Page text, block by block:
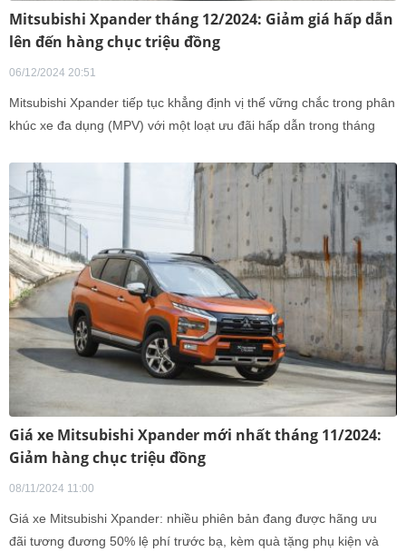
Mitsubishi Xpander tháng 12/2024: Giảm giá hấp dẫn
lên đến hàng chục triệu đồng
06/12/2024 20:51
Mitsubishi Xpander tiếp tục khẳng định vị thế vững chắc trong phân
khúc xe đa dụng (MPV) với một loạt ưu đãi hấp dẫn trong tháng
này đều được hỗ trợ 50% lệ phí trước bạ, cùng với những phần
quà giá trị như phiếu nhiên liệu và phụ kiện xe.
Giá xe Mitsubishi Xpander mới nhất tháng 11/2024:
Giảm hàng chục triệu đồng
08/11/2024 11:00
Giá xe Mitsubishi Xpander: nhiều phiên bản đang được hãng ưu
đãi tương đương 50% lệ phí trước bạ, kèm quà tặng phụ kiện và